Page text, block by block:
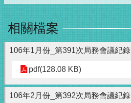
相關檔案
106年1月份_第391次局務會議紀錄
pdf(128.08 KB)
106年2月份_第392次局務會議紀錄